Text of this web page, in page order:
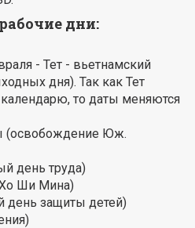
дни:
- Тет - вьетнамский
дня). Так как Тет
то даты меняются
(освобождение Юж.
день труда)
Ши Мина)
защиты детей)